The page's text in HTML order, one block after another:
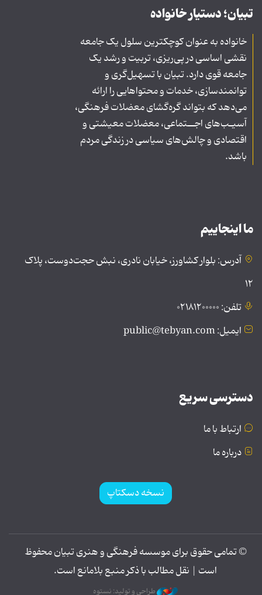
تبیان؛ دستیار خانواده
خانواده به عنوان کوچکترین سلول یک جامعه
نقشی اساسی در پی‌ریزی، تربیت و رشد یک
جامعه قوی دارد. تبیان با تسهیل‌گری و
توانمندسازی، خدمات و محتواهایی را ارائه
می‌دهد که بتواند گره‌گشای معضلات فرهنگی،
آسیـب‌های اجــتماعی، معضلات معیشتی و
اقتصادی و چالش‌های سیاسی در زندگی مردم
باشد.
ما اینجاییم
آدرس: بلوار کشاورز، خیابان نادری، نبش حجت‌دوست، پلاک
۱۲
تلفن: ۰۲۱۸۱۲۰۰۰۰۰
ایمیل: public@tebyan.com
دسترسی سریع
ارتباط با ما
درباره ما
نسخه دسکتاپ
© تمامی حقوق برای موسسه فرهنگی و هنری تبیان محفوظ
است | نقل مطالب با ذکر منبع بلامانع است.
طراحی و تولید: نستوه